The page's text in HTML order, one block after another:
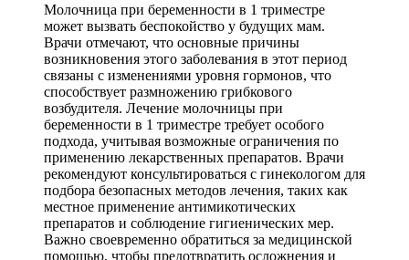
Молочница при беременности в 1 триместре
может вызвать беспокойство у будущих мам.
Врачи отмечают, что основные причины
возникновения этого заболевания в этот период
связаны с изменениями уровня гормонов, что
способствует размножению грибкового
возбудителя. Лечение молочницы при
беременности в 1 триместре требует особого
подхода, учитывая возможные ограничения по
применению лекарственных препаратов. Врачи
рекомендуют консультироваться с гинекологом для
подбора безопасных методов лечения, таких как
местное применение антимикотических
препаратов и соблюдение гигиенических мер.
Важно своевременно обратиться за медицинской
помощью, чтобы предотвратить осложнения и